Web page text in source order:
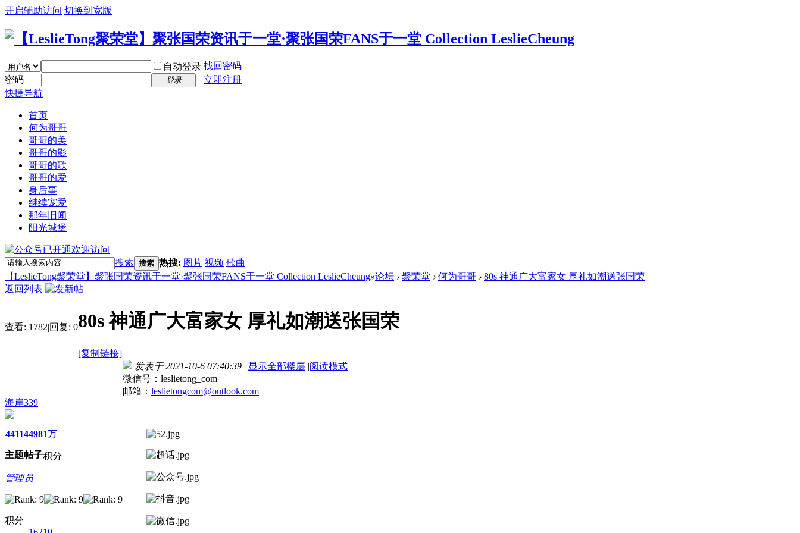
开启辅助访问 切换到宽版
自动登录 找回密码
密码
登录
立即注册
快捷导航
首页
何为哥哥
哥哥的美
哥哥的影
哥哥的歌
哥哥的爱
身后事
继续宠爱
那年旧闻
阳光城堡
搜索 搜索 热搜: 图片 视频 歌曲
【LeslieTong聚荣堂】聚张国荣资讯于一堂·聚张国荣FANS于一堂 Collection LeslieCheung»论坛 › 聚荣堂 › 何为哥哥 › 80s 神通广大富家女 厚礼如潮送张国荣
返回列表
查看: 1782|回复: 080s 神通广大富家女 厚礼如潮送张国荣
[复制链接]
海岸339
4411
主题
4498
帖子
1万
积分
管理员
积分
发表于 2021-10-6 07:40:39 | 显示全部楼层 |阅读模式
微信号：leslietong_com
邮箱： leslietongcom@outlook.com